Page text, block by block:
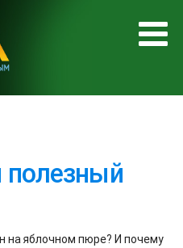
на яблочном пюре? И почему